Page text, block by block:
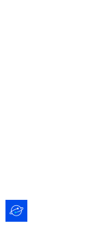
Открыть